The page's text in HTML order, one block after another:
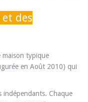
des
typique
en Août 2010) qui
indépendants. Chaque